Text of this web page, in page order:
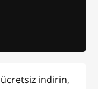
ücretsiz indirin,